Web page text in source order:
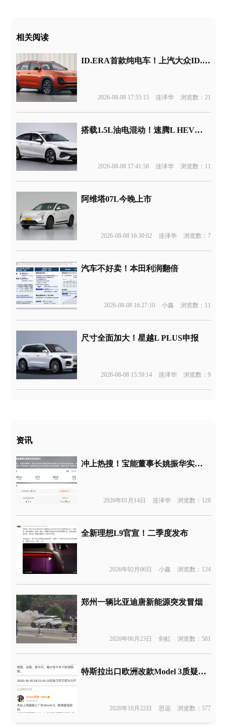
相关阅读
ID.ERA首款纯电车！上汽大众ID.ERA 5X官图发布
2026-08-08 17:55:15 连泽华 浏览数：21
搭载1.5L油电混动！速腾L HEV版申报
2026-08-08 17:41:58 连泽华 浏览数：11
阿维塔07L今晚上市
2026-08-08 16:30:02 连泽华 浏览数：7
汽车不好卖！本田利润翻倍
2026-08-08 16:27:10 小鑫 浏览数：11
尺寸全面加大！星越L PLUS申报
2026-08-08 15:59:14 连泽华 浏览数：9
资讯
冲上热搜！宝能董事长姚振华实名举报
2026年01月14日 连泽华 浏览数：128
全新理想L9官宣！二季度发布
2026年02月06日 小鑫 浏览数：124
郑州一辆比亚迪唐新能源突发冒烟
2020年06月23日 剑虹 浏览数：581
特斯拉出口欧洲改款Model 3质疑为新款，被指区别对待！
2020年10月22日 思远 浏览数：577